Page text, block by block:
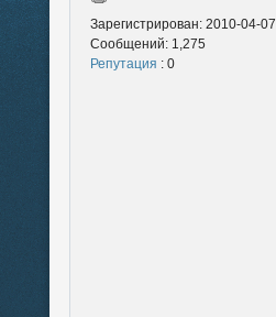
Зарегистрирован: 2010-04-07
Сообщений: 1,275
Репутация : 0